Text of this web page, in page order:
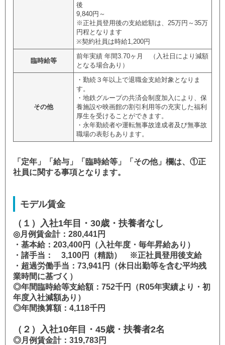
後
9,840円～
※正社員登用後の支給総額は、25万円～35万
円程となります
※契約社員は時給1,200円
臨時給等
前年実績 年間3.70ヶ月 （入社日により減額
となる場合あり）
その他
・勤続３年以上で退職金支給対象となりま
す。
・地鉄グループの共済会制度加入により、保
養施設や映画館の割引利用等の充実した福利
厚生を受けることができます。
・永年勤続者や運転無事故達成者及び無事故
職場の表彰もあります。
「定年」「給与」「臨時給等」「その他」欄は、①正
社員に関する事項となります。
モデル賃金
（１）入社1年目・30歳・扶養者なし
◎月例賃金計：280,441円
・基本給：203,400円（入社年度・毎年昇給あり）
・諸手当： 3,100円（精励） ※正社員登用後支給
・超過労働手当：73,941円（休日出勤等を含む平均残
業時間に基づく）
◎年間臨時給等支給額：752千円（R05年実績より・初
年度入社減額あり）
◎年間換算額：4,118千円
（２）入社10年目・45歳・扶養者2名
◎月例賃金計：319,783円